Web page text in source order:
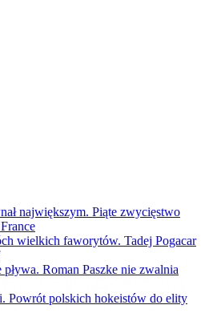
największym. Piąte zwycięstwo
wielkich faworytów. Tadej Pogacar
pływa. Roman Paszke nie zwalnia
Powrót polskich hokeistów do elity